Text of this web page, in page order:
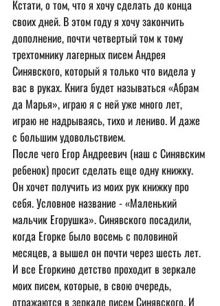
Кстати, о том, что я хочу сделать до конца
своих дней. В этом году я хочу закончить
дополнение, почти четвертый том к тому
трехтомнику лагерных писем Андрея
Синявского, который я только что видела у
вас в руках. Книга будет называться «Абрам
да Марья», играю я с ней уже много лет,
играю не надрываясь, тихо и лениво. И даже
с большим удовольствием.
После чего Егор Андреевич (наш с Синявским
ребенок) просит сделать еще одну книжку.
Он хочет получить из моих рук книжку про
себя. Условное название - «Маленький
мальчик Егорушка». Синявского посадили,
когда Егорке было восемь с половиной
месяцев, а вышел он почти через шесть лет.
И все Егоркино детство проходит в зеркале
моих писем, которые, в свою очередь,
отражаются в зеркале писем Синявского. И